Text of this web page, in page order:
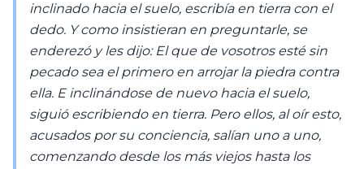
inclinado hacia el suelo, escribía en tierra con el
dedo. Y como insistieran en preguntarle, se
enderezó y les dijo: El que de vosotros esté sin
pecado sea el primero en arrojar la piedra contra
ella. E inclinándose de nuevo hacia el suelo,
siguió escribiendo en tierra. Pero ellos, al oír esto,
acusados por su conciencia, salían uno a uno,
comenzando desde los más viejos hasta los